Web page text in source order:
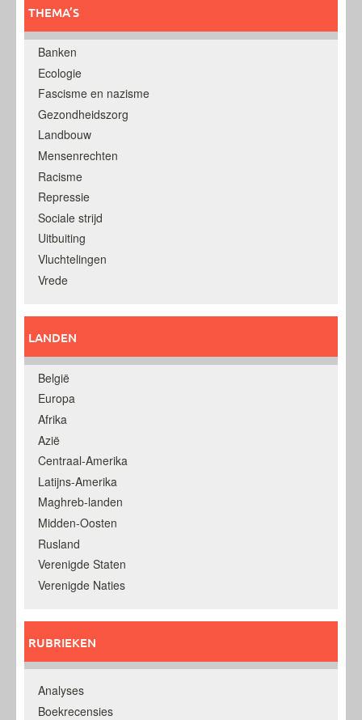
THEMA’S
Banken
Ecologie
Fascisme en nazisme
Gezondheidszorg
Landbouw
Mensenrechten
Racisme
Repressie
Sociale strijd
Uitbuiting
Vluchtelingen
Vrede
LANDEN
België
Europa
Afrika
Azië
Centraal-Amerika
Latijns-Amerika
Maghreb-landen
Midden-Oosten
Rusland
Verenigde Staten
Verenigde Naties
RUBRIEKEN
Analyses
Boekrecensies